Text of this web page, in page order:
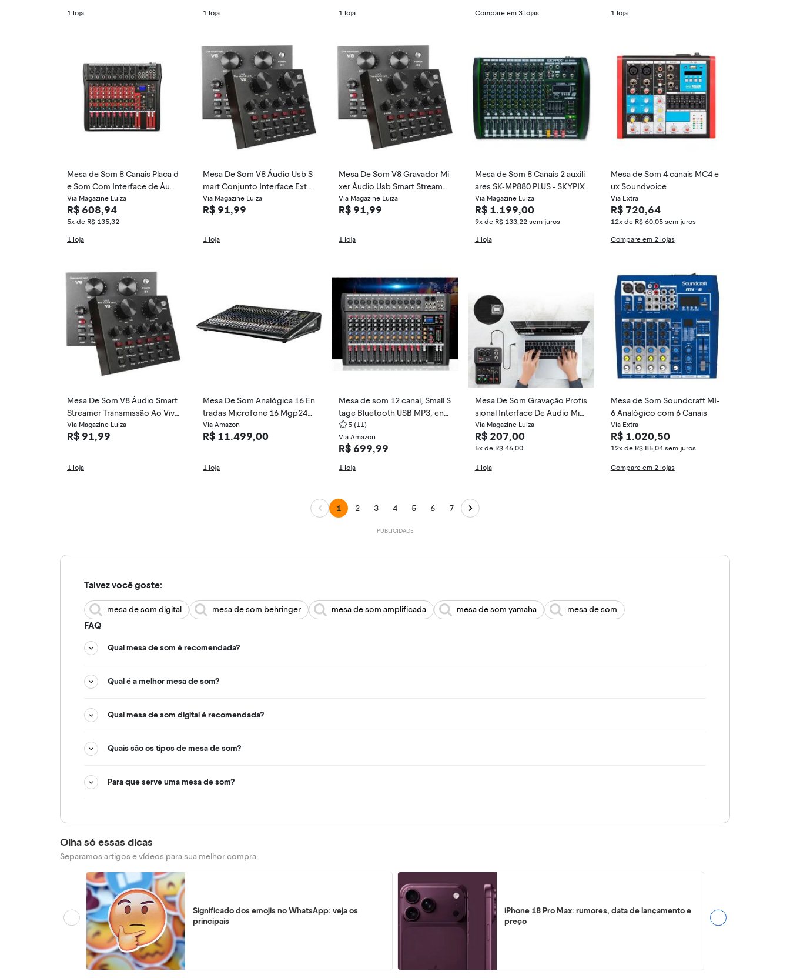
1 loja 1 loja 1 loja Compare em 3 lojas 1 loja
Mesa de Som 8 Canais Placa d
e Som Com Interface de Áudi
o Mixer Efeito
Via Magazine Luiza
R$ 608,94
5x de R$ 135,32
1 loja
Mesa De Som V8 Áudio Usb S
mart Conjunto Interface Exter
na - Rhos
Via Magazine Luiza
R$ 91,99
1 loja
Mesa De Som V8 Gravador Mi
xer Áudio Usb Smart Streamer
Live - Rhos
Via Magazine Luiza
R$ 91,99
1 loja
Mesa de Som 8 Canais 2 auxili
ares SK-MP880 PLUS - SKYPIX
Via Magazine Luiza
R$ 1.199,00
9x de R$ 133,22 sem juros
1 loja
Mesa de Som 4 canais MC4 e
ux Soundvoice
Via Extra
R$ 720,64
12x de R$ 60,05 sem juros
Compare em 2 lojas
Mesa De Som V8 Áudio Smart
Streamer Transmissão Ao Viv
o - Rhos
Via Magazine Luiza
R$ 91,99
1 loja
Mesa De Som Analógica 16 En
tradas Microfone 16 Mgp24x
Yamaha
Via Amazon
R$ 11.499,00
1 loja
Mesa de som 12 canal, Small S
tage Bluetooth USB MP3, entr
ada 48V Phantom Power DJ A
udio Network Karaoke Mobile
Live High Power Mixer Profess
5 (11)
Via Amazon
R$ 699,99
1 loja
Mesa De Som Gravação Profis
sional Interface De Audio Mix
er Teyun Q-12
Via Magazine Luiza
R$ 207,00
5x de R$ 46,00
1 loja
Mesa de Som Soundcraft MI-
6 Analógico com 6 Canais
Via Extra
R$ 1.020,50
12x de R$ 85,04 sem juros
Compare em 2 lojas
1 2 3 4 5 6 7
Talvez você goste:
mesa de som digital mesa de som behringer mesa de som amplificada mesa de som yamaha mesa de som
FAQ
Qual mesa de som é recomendada?
Qual é a melhor mesa de som?
Qual mesa de som digital é recomendada?
Quais são os tipos de mesa de som?
Para que serve uma mesa de som?
Olha só essas dicas
Separamos artigos e vídeos para sua melhor compra
Significado dos emojis no WhatsApp: veja os
principais
iPhone 18 Pro Max: rumores, data de lançamento e
preço